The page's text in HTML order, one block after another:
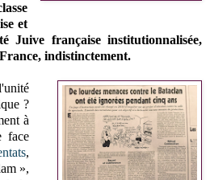
et
Juive française institutionnalisée,
indistinctement.
?
à
face
,
»,